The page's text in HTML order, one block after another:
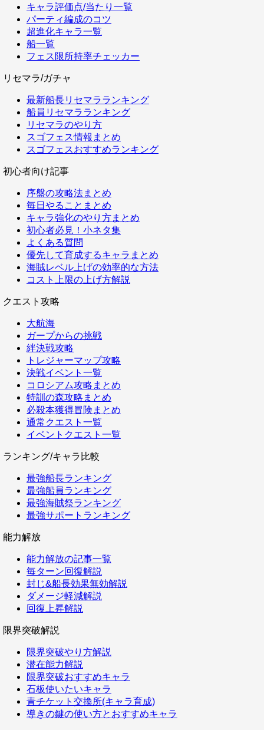
キャラ評価点/当たり一覧
パーティ編成のコツ
超進化キャラ一覧
船一覧
フェス限所持率チェッカー
リセマラ/ガチャ
最新船長リセマラランキング
船員リセマラランキング
リセマラのやり方
スゴフェス情報まとめ
スゴフェスおすすめランキング
初心者向け記事
序盤の攻略法まとめ
毎日やることまとめ
キャラ強化のやり方まとめ
初心者必見！小ネタ集
よくある質問
優先して育成するキャラまとめ
海賊レベル上げの効率的な方法
コスト上限の上げ方解説
クエスト攻略
大航海
ガープからの挑戦
絆決戦攻略
トレジャーマップ攻略
決戦イベント一覧
コロシアム攻略まとめ
特訓の森攻略まとめ
必殺本獲得冒険まとめ
通常クエスト一覧
イベントクエスト一覧
ランキング/キャラ比較
最強船長ランキング
最強船員ランキング
最強海賊祭ランキング
最強サポートランキング
能力解放
能力解放の記事一覧
毎ターン回復解説
封じ&船長効果無効解説
ダメージ軽減解説
回復上昇解説
限界突破解説
限界突破やり方解説
潜在能力解説
限界突破おすすめキャラ
石板使いたいキャラ
青チケット交換所(キャラ育成)
導きの鍵の使い方とおすすめキャラ